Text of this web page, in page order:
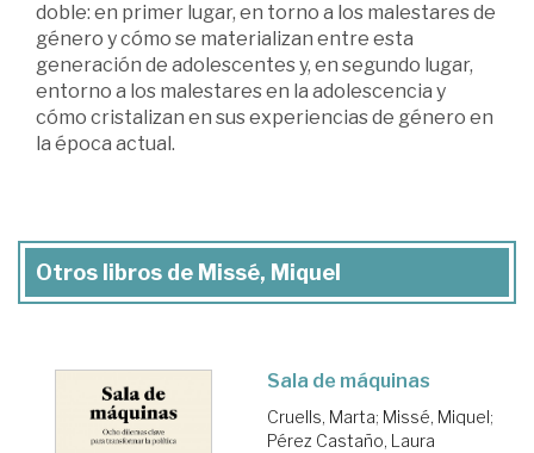
doble: en primer lugar, en torno a los malestares de
género y cómo se materializan entre esta
generación de adolescentes y, en segundo lugar,
entorno a los malestares en la adolescencia y
cómo cristalizan en sus experiencias de género en
la época actual.
Otros libros de Missé, Miquel
Sala de máquinas
Cruells, Marta; Missé, Miquel ;
Pérez Castaño, Laura